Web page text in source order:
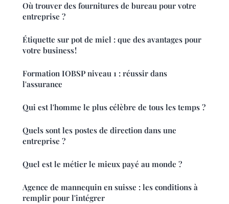
Où trouver des fournitures de bureau pour votre
entreprise ?
Étiquette sur pot de miel : que des avantages pour
votre business !
Formation IOBSP niveau 1 : réussir dans
l'assurance
Qui est l'homme le plus célèbre de tous les temps ?
Quels sont les postes de direction dans une
entreprise ?
Quel est le métier le mieux payé au monde ?
Agence de mannequin en suisse : les conditions à
remplir pour l'intégrer